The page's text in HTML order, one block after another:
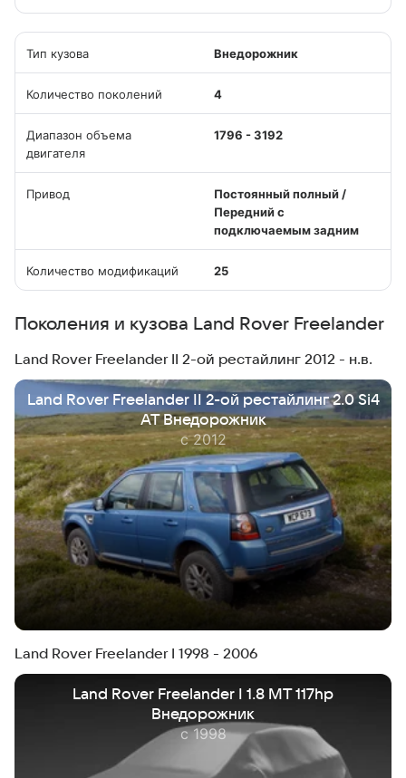
Тип кузова Внедорожник
Количество поколений 4
Диапазон объема
двигателя
1796 - 3192
Привод
Постоянный полный /
Передний с
подключаемым задним
Количество модификаций 25
Поколения и кузова Land Rover Freelander
Land Rover Freelander II 2-ой рестайлинг 2012 - н.в.
Land Rover Freelander II 2-ой рестайлинг 2.0 Si4
AT Внедорожник
с 2012
Land Rover Freelander I 1998 - 2006
Land Rover Freelander I 1.8 MT 117hp
Внедорожник
с 1998